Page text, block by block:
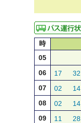
時
05
06
17 32
07
02 14
08
02 14
09
11 28